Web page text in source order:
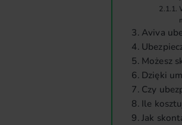
Aviva
Możesz
Dzięki
Czy
Ile
Jak